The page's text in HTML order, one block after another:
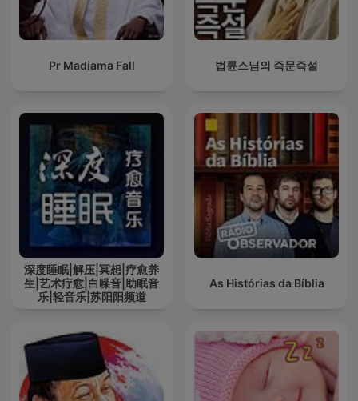
Pr Madiama Fall 법륜스님의 즉문즉설
深度睡眠|解压|冥想|疗愈养
生|艺术疗愈|白噪音|助眠音
乐|轻音乐|苏阳阳频道
As Histórias da Bíblia